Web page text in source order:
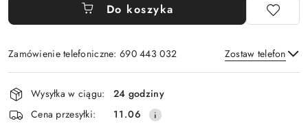
Do koszyka
Zamówienie telefoniczne: 690 443 032 Zostaw telefon
Wyślij
Dostępność
i
dostawa
Wysyłka w ciągu:
24 godziny
Cena przesyłki:
11.06